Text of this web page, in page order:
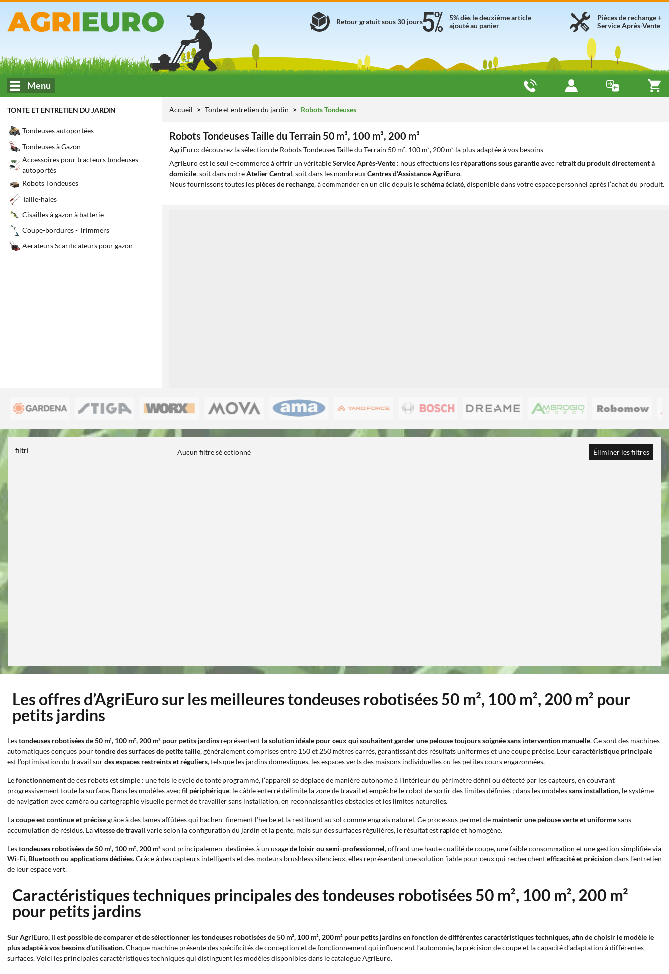
Pièces de rechange +
Service Après-Vente
5% dès le deuxième article
ajouté au panier
Retour gratuit sous 30 jours
Menu
TONTE ET ENTRETIEN DU JARDIN
Tondeuses autoportées
Tondeuses à Gazon
Accessoires pour tracteurs tondeuses
autoportés
Robots Tondeuses
Taille-haies
Cisailles à gazon à batterie
Coupe-bordures - Trimmers
Aérateurs Scarificateurs pour gazon
Accueil Tonte et entretien du jardin Robots Tondeuses
Robots Tondeuses Taille du Terrain 50 m², 100 m², 200 m²
AgriEuro: découvrez la sélection de Robots Tondeuses Taille du Terrain 50 m², 100 m², 200 m² la plus adaptée à vos besoins
AgriEuro est le seul e-commerce à offrir un véritableService Après-Vente : nous effectuons les réparations sous garantieavec retrait du produit directement à
domicile, soit dans notreAtelier Central, soit dans les nombreuxCentres d’Assistance AgriEuro.
Nous fournissons toutes les pièces de rechange, à commander en un clic depuis leschéma éclaté, disponible dans votre espace personnel après l’achat du produit.
filtri Aucun filtre sélectionné Éliminer les filtres
Les offres d’AgriEuro sur les meilleures tondeuses robotisées 50 m², 100 m², 200 m² pour
petits jardins
Lestondeuses robotisées de 50 m², 100 m², 200 m² pour petits jardins représentent la solution idéale pour ceux qui souhaitent garder une pelouse toujours soignée sans intervention manuelle. Ce sont des machines
automatiques conçues pourtondre des surfaces de petite taille, généralement comprises entre 150 et 250 mètres carrés, garantissant des résultats uniformes et une coupe précise. Leurcaractéristique principale
est l’optimisation du travail surdes espaces restreints et réguliers, tels que les jardins domestiques, les espaces verts des maisons individuelles ou les petites cours engazonnées.
Lefonctionnementde ces robots est simple : une fois le cycle de tonte programmé, l’appareil se déplace de manière autonome à l’intérieur du périmètre défini ou détecté par les capteurs, en couvrant
progressivement toute la surface. Dans les modèles avec fil périphérique, le câble enterré délimite la zone de travail et empêche le robot de sortir des limites définies ; dans les modèlessans installation, le système
de navigation avec caméra ou cartographie visuelle permet de travailler sans installation, en reconnaissant les obstacles et les limites naturelles.
Lacoupe est continue et précisegrâce à des lames affûtées qui hachent finement l’herbe et la restituent au sol comme engrais naturel. Ce processus permet de maintenir une pelouse verte et uniformesans
accumulation de résidus. Lavitesse de travail varie selon la configuration du jardin et la pente, mais sur des surfaces régulières, le résultat est rapide et homogène.
Lestondeuses robotisées de 50 m², 100 m², 200 m²sont principalement destinées à un usagede loisir ou semi-professionnel, offrant une haute qualité de coupe, une faible consommation et une gestion simplifiée via
Wi-Fi, Bluetooth ou applications dédiées. Grâce à des capteurs intelligents et des moteurs brushless silencieux, elles représentent une solution fiable pour ceux qui recherchentefficacité et précisiondans l’entretien
de leur espace vert.
Caractéristiques techniques principales des tondeuses robotisées 50 m², 100 m², 200 m²
pour petits jardins
Sur AgriEuro, il est possible de comparer et de sélectionner les tondeuses robotisées de 50 m², 100 m², 200 m² pour petits jardins en fonction de différentes caractéristiques techniques, afin de choisir le modèle le
plus adapté à vos besoins d’utilisation.Chaque machine présente des spécificités de conception et de fonctionnement qui influencent l’autonomie, la précision de coupe et la capacité d’adaptation à différentes
surfaces. Voici les principales caractéristiques techniques qui distinguent les modèles disponibles dans le catalogue AgriEuro.